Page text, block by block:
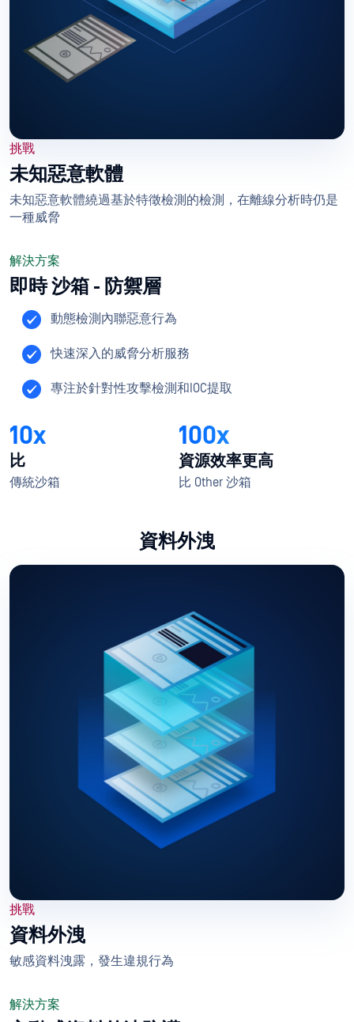
挑戰
未知惡意軟體
未知惡意軟體繞過基於特徵檢測的檢測，在離線分析時仍是
一種威脅
解決方案
即時 沙箱 - 防禦層
動態檢測內聯惡意行為
快速深入的威脅分析服務
專注於針對性攻擊檢測和IOC提取
10x
比
傳統沙箱
100x
資源效率更高
比 Other 沙箱
資料外洩
挑戰
資料外洩
敏感資料洩露，發生違規行為
解決方案